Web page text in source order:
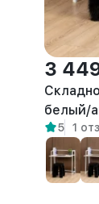
3
белый/
5 1